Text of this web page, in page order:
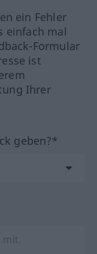
ein Fehler
einfach mal
Formular
ist
Ihrer
geben?*